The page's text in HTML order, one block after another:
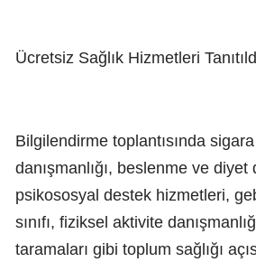
Ücretsiz Sağlık Hizmetleri
Bilgilendirme toplantısında
danışmanlığı, beslenme ve diyet
psikososyal destek hizmetleri,
sınıfı, fiziksel aktivite
taramaları gibi toplum sağlığı